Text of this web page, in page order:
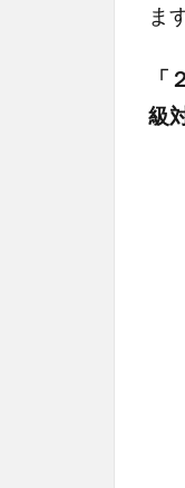
ま
級